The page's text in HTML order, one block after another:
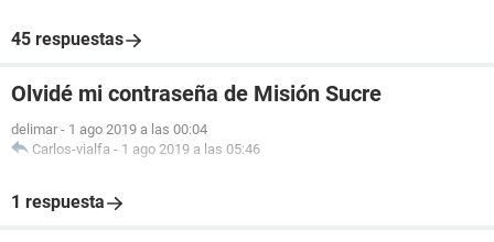
45 respuestas
Olvidé mi contraseña de Misión Sucre
delimar - 1 ago 2019 a las 00:04
Carlos-vialfa - 1 ago 2019 a las 05:46
1 respuesta